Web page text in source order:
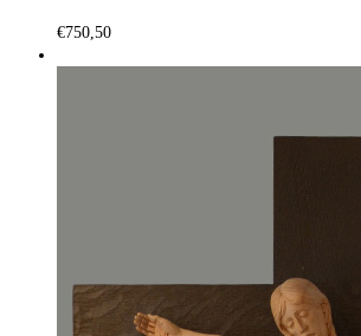
€750,50